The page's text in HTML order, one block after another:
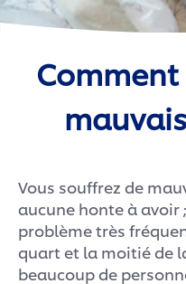
Produits
White Now
Signal
Vous souffrez de
aucune honte à avoir
problème très
quart et la moitié de
beaucoup de